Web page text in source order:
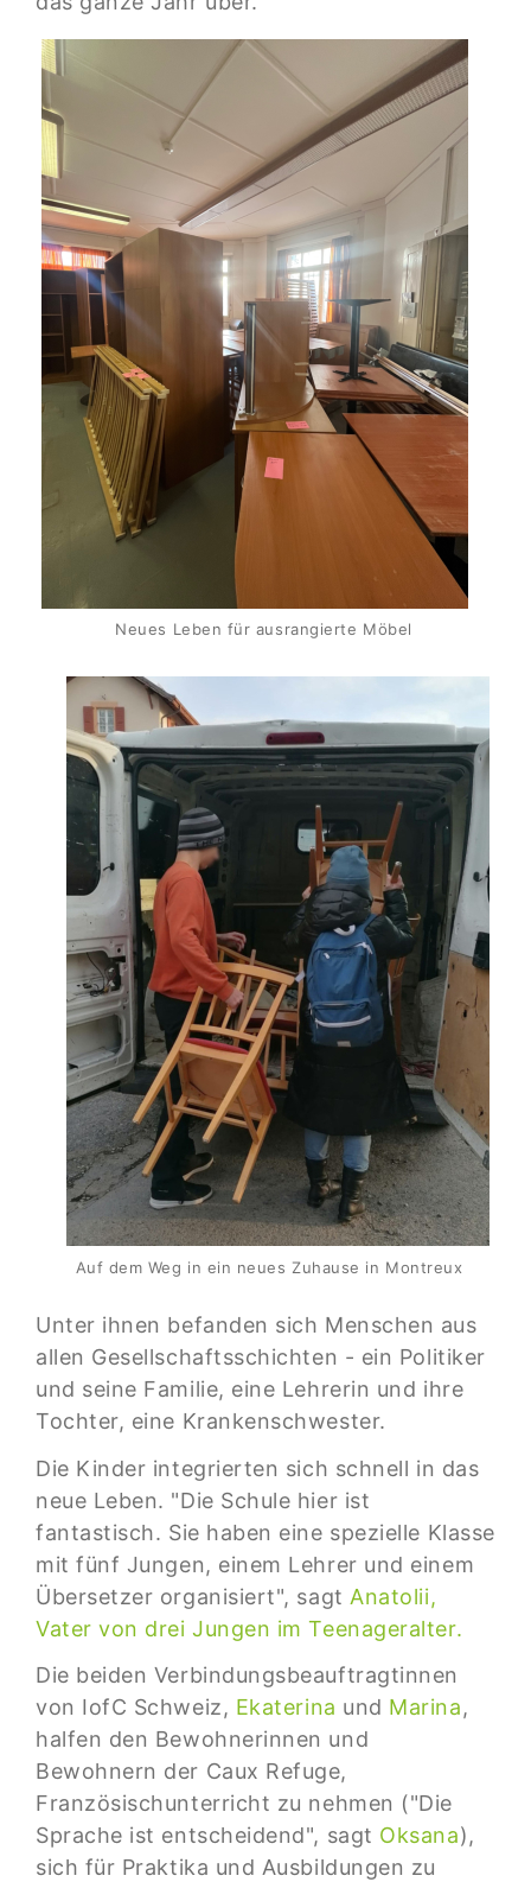
Neues Leben für ausrangierte Möbel
Auf dem Weg in ein neues Zuhause in Montreux
Unter ihnen befanden sich Menschen aus
allen Gesellschaftsschichten - ein Politiker
und seine Familie, eine Lehrerin und ihre
Tochter, eine Krankenschwester.
Die Kinder integrierten sich schnell in das
neue Leben. "Die Schule hier ist
fantastisch. Sie haben eine spezielle Klasse
mit fünf Jungen, einem Lehrer und einem
Übersetzer organisiert", sagt Anatolii,
Vater von drei Jungen im Teenageralter.
Die beiden Verbindungsbeauftragtinnen
von IofC Schweiz, Ekaterina und Marina,
halfen den Bewohnerinnen und
Bewohnern der Caux Refuge,
Französischunterricht zu nehmen ("Die
Sprache ist entscheidend", sagt Oksana),
sich für Praktika und Ausbildungen zu